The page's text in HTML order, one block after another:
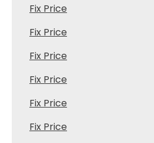
Fix Price
Fix Price
Fix Price
Fix Price
Fix Price
Fix Price